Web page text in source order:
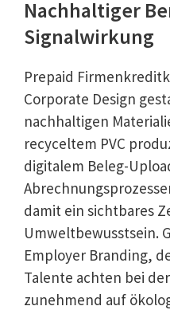
Nachhaltiger
Signalwirkung
Prepaid
Corporate Design
nachhaltigen
recyceltem PVC
digitalem Beleg-
damit ein sichtbares
Umweltbewusstsein.
Employer Branding,
Talente achten bei
zunehmend auf